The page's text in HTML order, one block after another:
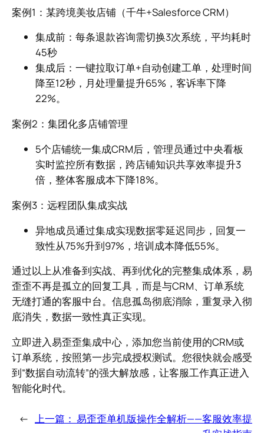
案例1：某跨境美妆店铺（千牛+Salesforce CRM）
集成前：每条退款咨询需切换3次系统，平均耗时
45秒
集成后：一键拉取订单+自动创建工单，处理时间
降至12秒，月处理量提升65%，客诉率下降
22%。
案例2：集团化多店铺管理
5个店铺统一集成CRM后，管理员通过中央看板
实时监控所有数据，跨店铺知识共享效率提升3
倍，整体客服成本下降18%。
案例3：远程团队集成实战
异地成员通过集成实现数据零延迟同步，回复一
致性从75%升到97%，培训成本降低55%。
通过以上从准备到实战、再到优化的完整集成体系，易
歪歪不再是孤立的回复工具，而是与CRM、订单系统
无缝打通的客服中台。信息孤岛彻底消除，重复录入彻
底消失，数据一致性真正实现。
立即进入易歪歪集成中心，添加您当前使用的CRM或
订单系统，按照第一步完成授权测试。您很快就会感受
到“数据自动流转”的强大解放感，让客服工作真正进入
智能化时代。
← 上一篇： 易歪歪单机版操作全解析——客服效率提